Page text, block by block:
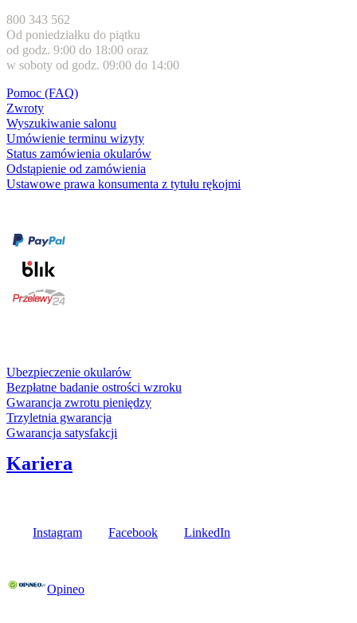
800 343 562
Od poniedziałku do piątku
od godz. 9:00 do 18:00 oraz
w soboty od godz. 09:00 do 14:00
Pomoc (FAQ)
Zwroty
Wyszukiwanie salonu
Umówienie terminu wizyty
Status zamówienia okularów
Odstąpienie od zamówienia
Ustawowe prawa konsumenta z tytułu rękojmi
Ubezpieczenie okularów
Bezpłatne badanie ostrości wzroku
Gwarancja zwrotu pieniędzy
Trzyletnia gwarancja
Gwarancja satysfakcji
Kariera
Instagram Facebook LinkedIn
Opineo